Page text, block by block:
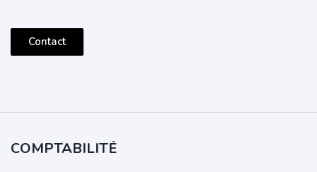
Contact
COMPTABILITÉ